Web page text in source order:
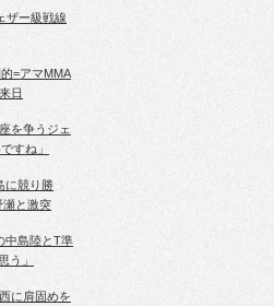
ザー級戦線
=アマMMA
日
を争うジェ
すね」
に競り勝
瀬と激突
中島陸とT準
う」
に肩固めを